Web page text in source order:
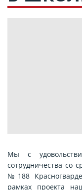
Мы с
сотрудничества со
№188
рамках проекта